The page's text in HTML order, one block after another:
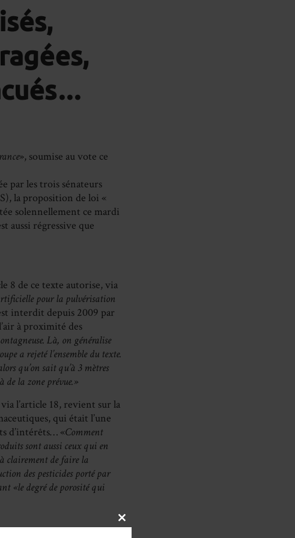
on
FacebookLinkedIn
», soumise au vote ce
par les trois sénateurs
la proposition de loi «
solennellement ce mardi
aussi régressive que
8 de ce texte autorise, via
pour la pulvérisation
interdit depuis 2009 par
à proximité des
Là, on généralise
a rejeté l’ensemble du texte.
qu’on sait qu’à 3 mètres
de la zone prévue.»
l’article 18, revient sur la
qui était l’une
d’intérêts… «Comment
sont aussi ceux qui en
clairement de faire la
des pesticides porté par
«le degré de porosité qui